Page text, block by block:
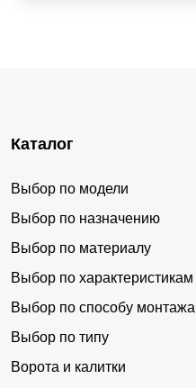
Каталог
Выбор по модели
Выбор по назначению
Выбор по материалу
Выбор по характеристикам
Выбор по способу монтажа
Выбор по типу
Ворота и калитки